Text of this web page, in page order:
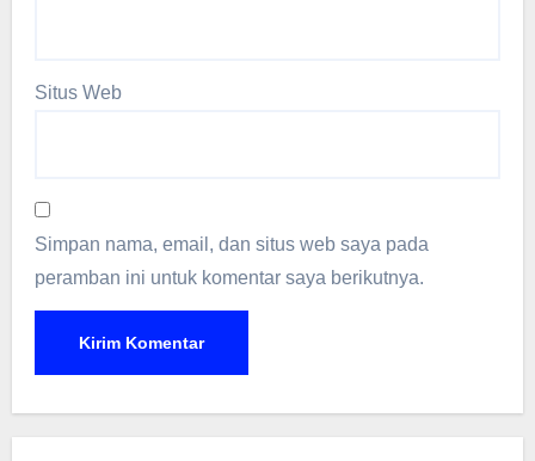
Situs Web
Simpan nama, email, dan situs web saya pada
peramban ini untuk komentar saya berikutnya.